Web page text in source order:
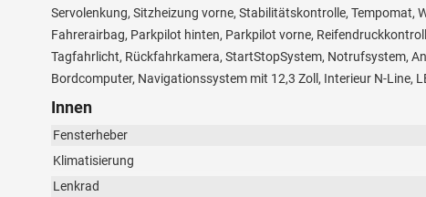
Servolenkung, Sitzheizung vorne, Stabilitätskontrolle, Tempomat,
Fahrerairbag, Parkpilot hinten, Parkpilot vorne,
Tagfahrlicht, Rückfahrkamera, StartStopSystem, Notrufsystem,
Bordcomputer, Navigationssystem mit 12,3 Zoll, Interieur N-Line,
Innen
Fensterheber
Klimatisierung
Lenkrad